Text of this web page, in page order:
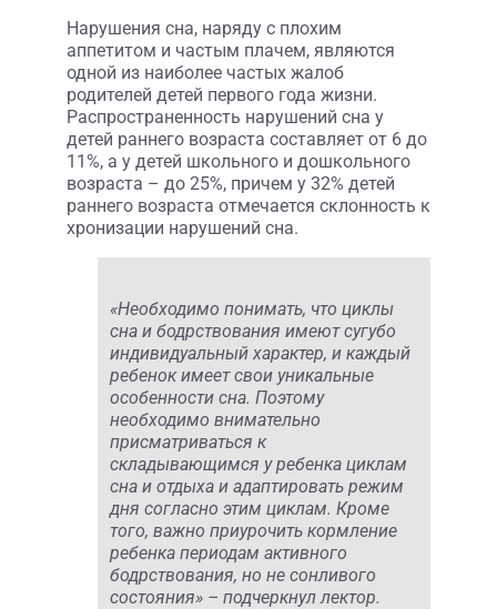
Нарушения сна, наряду с плохим
аппетитом и частым плачем, являются
одной из наиболее частых жалоб
родителей детей первого года жизни.
Распространенность нарушений сна у
детей раннего возраста составляет от 6 до
11%, а у детей школьного и дошкольного
возраста – до 25%, причем у 32% детей
раннего возраста отмечается склонность к
хронизации нарушений сна.
«Необходимо понимать, что циклы
сна и бодрствования имеют сугубо
индивидуальный характер, и каждый
ребенок имеет свои уникальные
особенности сна. Поэтому
необходимо внимательно
присматриваться к
складывающимся у ребенка циклам
сна и отдыха и адаптировать режим
дня согласно этим циклам. Кроме
того, важно приурочить кормление
ребенка периодам активного
бодрствования, но не сонливого
состояния» – подчеркнул лектор.